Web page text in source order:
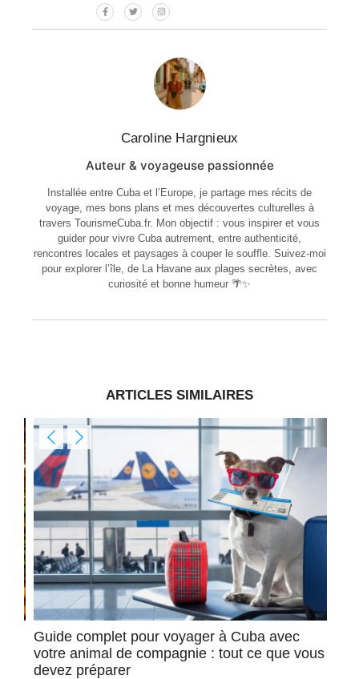
Caroline Hargnieux
Auteur & voyageuse passionnée
Installée entre Cuba et l’Europe, je partage mes récits de
voyage, mes bons plans et mes découvertes culturelles à
travers TourismeCuba.fr. Mon objectif : vous inspirer et vous
guider pour vivre Cuba autrement, entre authenticité,
rencontres locales et paysages à couper le souffle. Suivez-moi
pour explorer l’île, de La Havane aux plages secrètes, avec
curiosité et bonne humeur 🌴✨
ARTICLES SIMILAIRES
Guide complet pour voyager à Cuba avec
votre animal de compagnie : tout ce que vous
devez préparer